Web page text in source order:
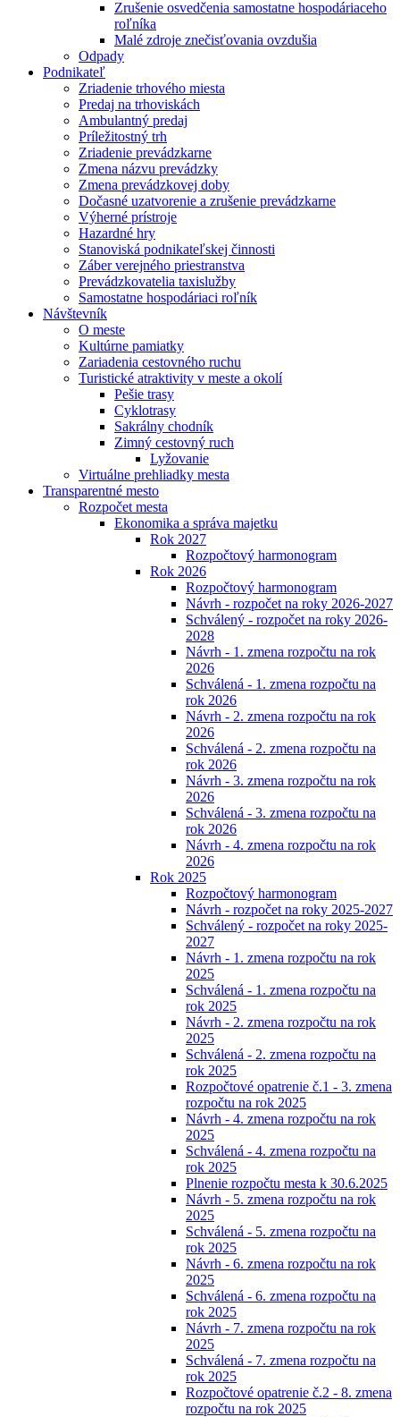
Zrušenie osvedčenia samostatne hospodáriaceho
roľníka
Malé zdroje znečisťovania ovzdušia
Odpady
Podnikateľ
Zriadenie trhového miesta
Predaj na trhoviskách
Ambulantný predaj
Príležitostný trh
Zriadenie prevádzkarne
Zmena názvu prevádzky
Zmena prevádzkovej doby
Dočasné uzatvorenie a zrušenie prevádzkarne
Výherné prístroje
Hazardné hry
Stanoviská podnikateľskej činnosti
Záber verejného priestranstva
Prevádzkovatelia taxislužby
Samostatne hospodáriaci roľník
Návštevník
O meste
Kultúrne pamiatky
Zariadenia cestovného ruchu
Turistické atraktivity v meste a okolí
Pešie trasy
Cyklotrasy
Sakrálny chodník
Zimný cestovný ruch
Lyžovanie
Virtuálne prehliadky mesta
Transparentné mesto
Rozpočet mesta
Ekonomika a správa majetku
Rok 2027
Rozpočtový harmonogram
Rok 2026
Rozpočtový harmonogram
Návrh - rozpočet na roky 2026-2027
Schválený - rozpočet na roky 2026-
2028
Návrh - 1. zmena rozpočtu na rok
2026
Schválená - 1. zmena rozpočtu na
rok 2026
Návrh - 2. zmena rozpočtu na rok
2026
Schválená - 2. zmena rozpočtu na
rok 2026
Návrh - 3. zmena rozpočtu na rok
2026
Schválená - 3. zmena rozpočtu na
rok 2026
Návrh - 4. zmena rozpočtu na rok
2026
Rok 2025
Rozpočtový harmonogram
Návrh - rozpočet na roky 2025-2027
Schválený - rozpočet na roky 2025-
2027
Návrh - 1. zmena rozpočtu na rok
2025
Schválená - 1. zmena rozpočtu na
rok 2025
Návrh - 2. zmena rozpočtu na rok
2025
Schválená - 2. zmena rozpočtu na
rok 2025
Rozpočtové opatrenie č.1 - 3. zmena
rozpočtu na rok 2025
Návrh - 4. zmena rozpočtu na rok
2025
Schválená - 4. zmena rozpočtu na
rok 2025
Plnenie rozpočtu mesta k 30.6.2025
Návrh - 5. zmena rozpočtu na rok
2025
Schválená - 5. zmena rozpočtu na
rok 2025
Návrh - 6. zmena rozpočtu na rok
2025
Schválená - 6. zmena rozpočtu na
rok 2025
Návrh - 7. zmena rozpočtu na rok
2025
Schválená - 7. zmena rozpočtu na
rok 2025
Rozpočtové opatrenie č.2 - 8. zmena
rozpočtu na rok 2025